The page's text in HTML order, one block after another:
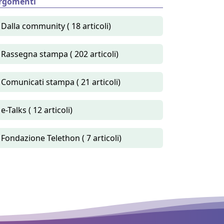
Dalla community ( 18 articoli)
Rassegna stampa ( 202 articoli)
Comunicati stampa ( 21 articoli)
e-Talks ( 12 articoli)
Fondazione Telethon ( 7 articoli)